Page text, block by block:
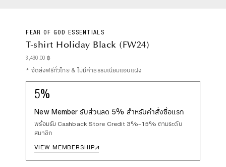
FEAR OF GOD ESSENTIALS
T-shirt Holiday Black (FW24)
Regular
Price
3,490.00 ฿
* จัดส่งฟรีทั่วไทย & ไม่มีค่าธรรมเนียมแอบแฝง
5%
New Member รับส่วนลด 5% สำหรับคำสั่งซื้อแรก
พร้อมรับ Cashback Store Credit 3%–15% ตามระดับ
สมาชิก
VIEW MEMBERSHIP↗